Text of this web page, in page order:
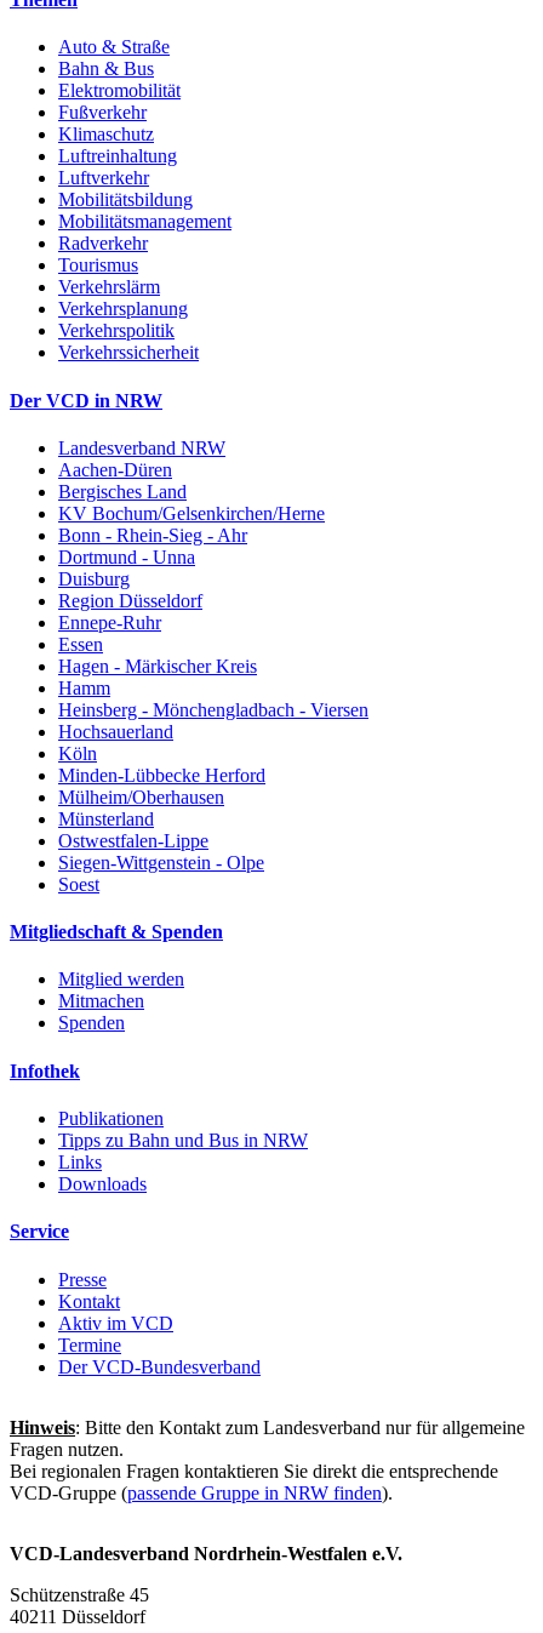
Auto & Straße
Bahn & Bus
Elektromobilität
Fußverkehr
Klimaschutz
Luftreinhaltung
Luftverkehr
Mobilitätsbildung
Mobilitätsmanagement
Radverkehr
Tourismus
Verkehrslärm
Verkehrsplanung
Verkehrspolitik
Verkehrssicherheit
Der VCD in NRW
Landesverband NRW
Aachen-Düren
Bergisches Land
KV Bochum/Gelsenkirchen/Herne
Bonn - Rhein-Sieg - Ahr
Dortmund - Unna
Duisburg
Region Düsseldorf
Ennepe-Ruhr
Essen
Hagen - Märkischer Kreis
Hamm
Heinsberg - Mönchengladbach - Viersen
Hochsauerland
Köln
Minden-Lübbecke Herford
Mülheim/Oberhausen
Münsterland
Ostwestfalen-Lippe
Siegen-Wittgenstein - Olpe
Soest
Mitgliedschaft & Spenden
Mitglied werden
Mitmachen
Spenden
Infothek
Publikationen
Tipps zu Bahn und Bus in NRW
Links
Downloads
Service
Presse
Kontakt
Aktiv im VCD
Termine
Der VCD-Bundesverband
Hinweis: Bitte den Kontakt zum Landesverband nur für allgemeine
Fragen nutzen.
Bei regionalen Fragen kontaktieren Sie direkt die entsprechende
VCD-Gruppe (passende Gruppe in NRW finden).
VCD-Landesverband Nordrhein-Westfalen e.V.
Schützenstraße 45
40211 Düsseldorf